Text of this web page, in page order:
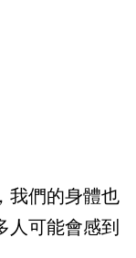
我們的身體也
人可能會感到